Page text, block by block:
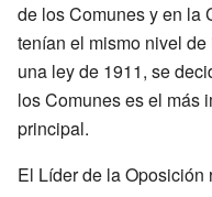
de los Comunes y en la
tenían el mismo nivel
una ley de 1911, se
los Comunes es el más
principal.
El Líder de la